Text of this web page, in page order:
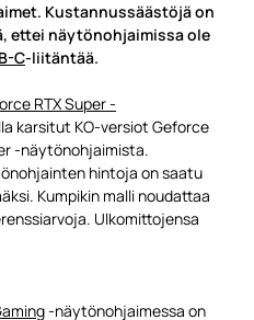
Kustannussäästöjä on
ettei näytönohjaimissa ole
C-liitäntää.
RTX Super -
karsitut KO-versiot Geforce
-näytönohjaimista.
hintoja on saatu
Kumpikin malli noudattaa
Ulkomittojensa
-näytönohjaimessa on